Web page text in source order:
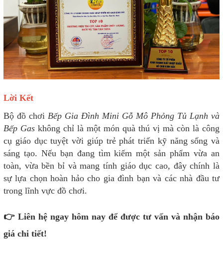
Lời Kết
Bộ đồ chơi Bếp Gia Đình Mini Gỗ Mô Phỏng Tủ Lạnh và
Bếp Gas không chỉ là một món quà thú vị mà còn là công
cụ giáo dục tuyệt vời giúp trẻ phát triển kỹ năng sống và
sáng tạo. Nếu bạn đang tìm kiếm một sản phẩm vừa an
toàn, vừa bền bỉ và mang tính giáo dục cao, đây chính là
sự lựa chọn hoàn hảo cho gia đình bạn và các nhà đầu tư
trong lĩnh vực đồ chơi.
👉 Liên hệ ngay hôm nay để được tư vấn và nhận báo
giá chi tiết!